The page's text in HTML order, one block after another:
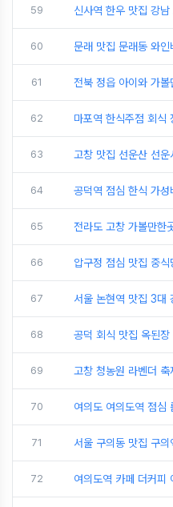
59 신사역 한우 맛집 강
60 문래 맛집 문래동 와
61 전북 정읍 아이와 가
62 마포역 한식주점 회식
63 고창 맛집 선운산 선
64 공덕역 점심 한식 가
65 전라도 고창 가볼만한
66 압구정 점심 맛집 중
67 서울 논현역 맛집 3대
68 공덕 회식 맛집 옥된
69 고창 청농원 라벤더
70 여의도 여의도역 점심
71 서울 구의동 맛집 구
72 여의도역 카페 더커피